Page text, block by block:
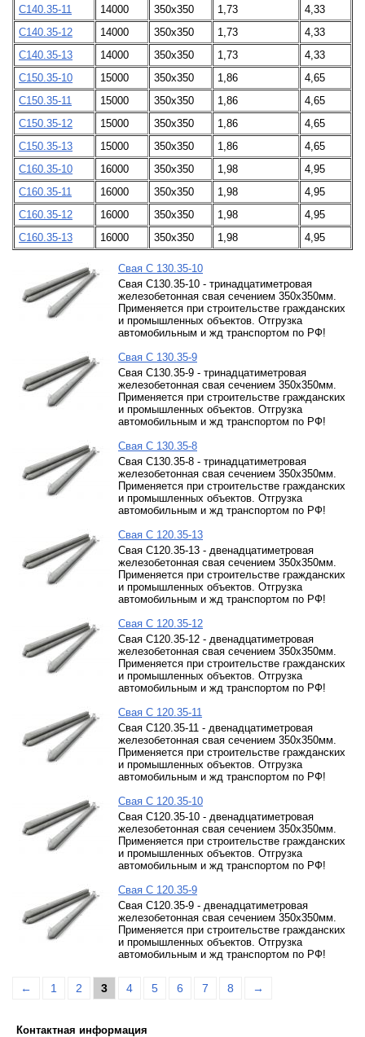
С140.35-11
14000 350х350 1,73
4,33
С140.35-12
14000 350х350 1,73
4,33
С140.35-13
14000 350х350 1,73
4,33
С150.35-10
15000 350х350 1,86
4,65
С150.35-11
15000 350х350 1,86
4,65
С150.35-12
15000 350х350 1,86
4,65
С150.35-13
15000 350х350 1,86
4,65
С160.35-10
16000 350х350 1,98
4,95
С160.35-11
16000 350х350 1,98
4,95
С160.35-12
16000 350х350 1,98
4,95
С160.35-13
16000 350х350 1,98 4,95
Свая С 130.35-10
Свая С130.35-10 - тринадцатиметровая
железобетонная свая сечением 350х350мм.
Применяется при строительстве гражданских
и промышленных объектов. Отгрузка
автомобильным и жд транспортом по РФ!
Свая С 130.35-9
Свая С130.35-9 - тринадцатиметровая
железобетонная свая сечением 350х350мм.
Применяется при строительстве гражданских
и промышленных объектов. Отгрузка
автомобильным и жд транспортом по РФ!
Свая С 130.35-8
Свая С130.35-8 - тринадцатиметровая
железобетонная свая сечением 350х350мм.
Применяется при строительстве гражданских
и промышленных объектов. Отгрузка
автомобильным и жд транспортом по РФ!
Свая С 120.35-13
Свая С120.35-13 - двенадцатиметровая
железобетонная свая сечением 350х350мм.
Применяется при строительстве гражданских
и промышленных объектов. Отгрузка
автомобильным и жд транспортом по РФ!
Свая С 120.35-12
Свая С120.35-12 - двенадцатиметровая
железобетонная свая сечением 350х350мм.
Применяется при строительстве гражданских
и промышленных объектов. Отгрузка
автомобильным и жд транспортом по РФ!
Свая С 120.35-11
Свая С120.35-11 - двенадцатиметровая
железобетонная свая сечением 350х350мм.
Применяется при строительстве гражданских
и промышленных объектов. Отгрузка
автомобильным и жд транспортом по РФ!
Свая С 120.35-10
Свая С120.35-10 - двенадцатиметровая
железобетонная свая сечением 350х350мм.
Применяется при строительстве гражданских
и промышленных объектов. Отгрузка
автомобильным и жд транспортом по РФ!
Свая С 120.35-9
Свая С120.35-9 - двенадцатиметровая
железобетонная свая сечением 350х350мм.
Применяется при строительстве гражданских
и промышленных объектов. Отгрузка
автомобильным и жд транспортом по РФ!
← 1 2 3 4 5 6 7 8 →
Контактная информация